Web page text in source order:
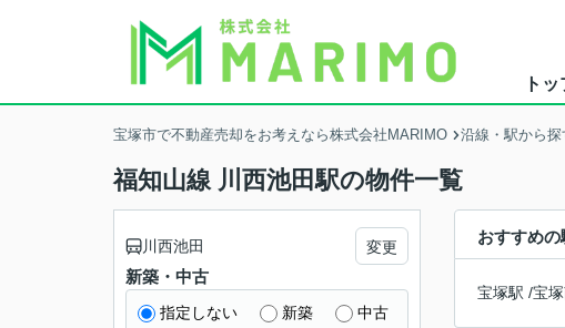
トッ
宝塚市で不動産売却をお考えなら株式会社MARIMO 沿線・駅から探
福知山線 川西池田駅の物件一覧
おすすめの
宝塚駅 /宝
川西池田 変更
新築・中古
指定しない 新築 中古